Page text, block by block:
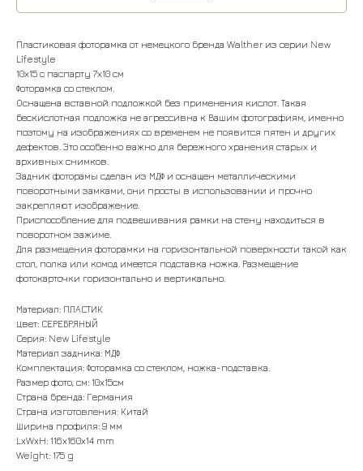
Пластиковая фоторамка от немецкого бренда Walther из серии New
Lifestyle
10х15 с паспарту 7х10 см
Фоторамка со стеклом.
Оснащена вставной подложкой без применения кислот. Такая
бескислотная подложка не агрессивна к Вашим фотографиям, именно
поэтому на изображениях со временем не появится пятен и других
дефектов. Это особенно важно для бережного хранения старых и
архивных снимков.
Задник фоторамы сделан из МДФ и оснащен металлическими
поворотными замками, они просты в использовании и прочно
закрепляют изображение.
Приспособление для подвешивания рамки на стену находиться в
поворотном зажиме.
Для размещения фоторамки на горизонтальной поверхности такой как
стол, полка или комод имеется подставка ножка. Размещение
фотокарточки горизонтально и вертикально.
Материал: ПЛАСТИК
Цвет: СЕРЕБРЯНЫЙ
Серия: New Lifestyle
Материал задника: МДФ
Комплектация: Фоторамка со стеклом, ножка-подставка.
Размер фото, см: 10х15см
Страна бренда: Германия
Страна изготовления: Китай
Ширина профиля: 9 мм
LxWxH: 116x160x14 mm
Weight: 175 g